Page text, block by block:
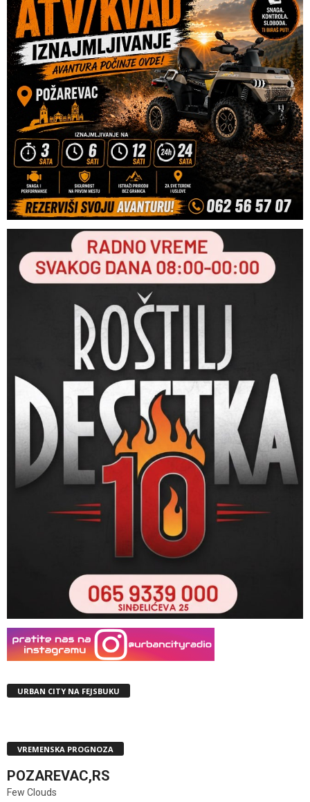
URBAN CITY NA FEJSBUKU
VREMENSKA PROGNOZA
POZAREVAC,RS
Few Clouds